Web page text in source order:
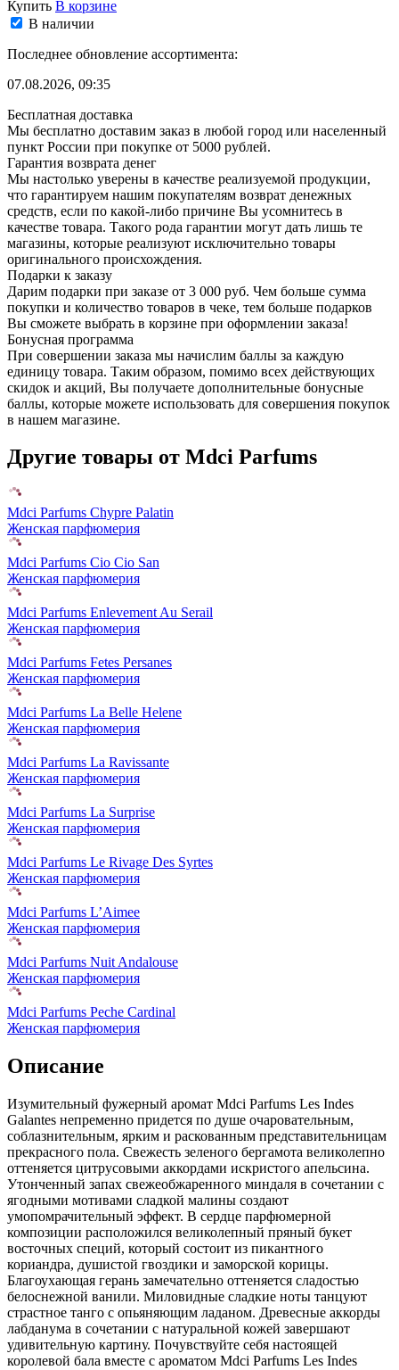
Купить В корзине
В наличии
Последнее обновление ассортимента:
07.08.2026, 09:35
Бесплатная доставка
Мы бесплатно доставим заказ в любой город или населенный
пункт России при покупке от 5000 рублей.
Гарантия возврата денег
Мы настолько уверены в качестве реализуемой продукции,
что гарантируем нашим покупателям возврат денежных
средств, если по какой-либо причине Вы усомнитесь в
качестве товара. Такого рода гарантии могут дать лишь те
магазины, которые реализуют исключительно товары
оригинального происхождения.
Подарки к заказу
Дарим подарки при заказе от 3 000 руб. Чем больше сумма
покупки и количество товаров в чеке, тем больше подарков
Вы сможете выбрать в корзине при оформлении заказа!
Бонусная программа
При совершении заказа мы начислим баллы за каждую
единицу товара. Таким образом, помимо всех действующих
скидок и акций, Вы получаете дополнительные бонусные
баллы, которые можете использовать для совершения покупок
в нашем магазине.
Другие товары от Mdci Parfums
Mdci Parfums Chypre Palatin
Женская парфюмерия
Mdci Parfums Cio Cio San
Женская парфюмерия
Mdci Parfums Enlevement Au Serail
Женская парфюмерия
Mdci Parfums Fetes Persanes
Женская парфюмерия
Mdci Parfums La Belle Helene
Женская парфюмерия
Mdci Parfums La Ravissante
Женская парфюмерия
Mdci Parfums La Surprise
Женская парфюмерия
Mdci Parfums Le Rivage Des Syrtes
Женская парфюмерия
Mdci Parfums L’Aimee
Женская парфюмерия
Mdci Parfums Nuit Andalouse
Женская парфюмерия
Mdci Parfums Peche Cardinal
Женская парфюмерия
Описание
Изумительный фужерный аромат Mdci Parfums Les Indes
Galantes непременно придется по душе очаровательным,
соблазнительным, ярким и раскованным представительницам
прекрасного пола. Свежесть зеленого бергамота великолепно
оттеняется цитрусовыми аккордами искристого апельсина.
Утонченный запах свежеобжаренного миндаля в сочетании с
ягодными мотивами сладкой малины создают
умопомрачительный эффект. В сердце парфюмерной
композиции расположился великолепный пряный букет
восточных специй, который состоит из пикантного
кориандра, душистой гвоздики и заморской корицы.
Благоухающая герань замечательно оттеняется сладостью
белоснежной ванили. Миловидные сладкие ноты танцуют
страстное танго с опьяняющим ладаном. Древесные аккорды
лабданума в сочетании с натуральной кожей завершают
удивительную картину. Почувствуйте себя настоящей
королевой бала вместе с ароматом Mdci Parfums Les Indes